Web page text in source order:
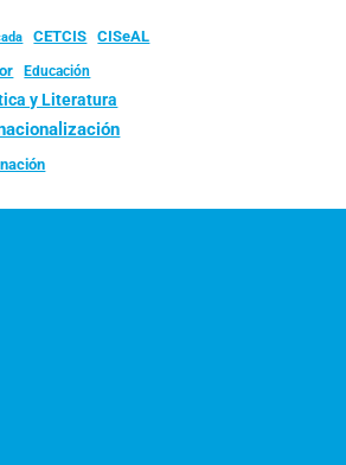
CETCIS CISeAL
Educación
y Literatura